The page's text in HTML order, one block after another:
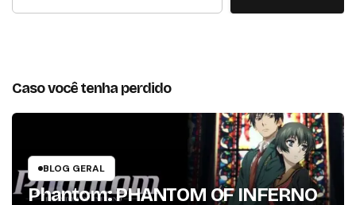
Caso você tenha perdido
BLOG GERAL
Phantom: PHANTOM OF INFERNO